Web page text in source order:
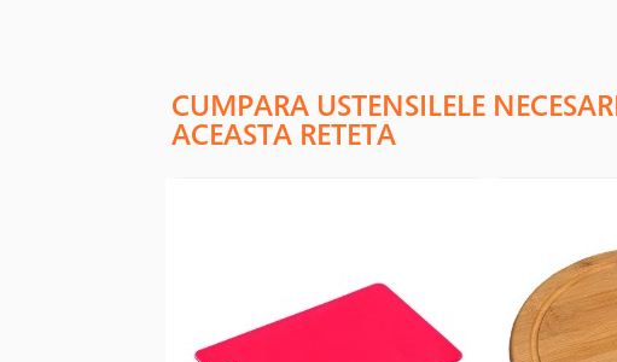
CUMPARA USTENSILELE
ACEASTA RETETA